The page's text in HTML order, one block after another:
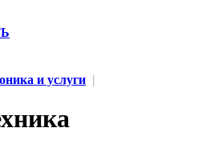
и услуги |